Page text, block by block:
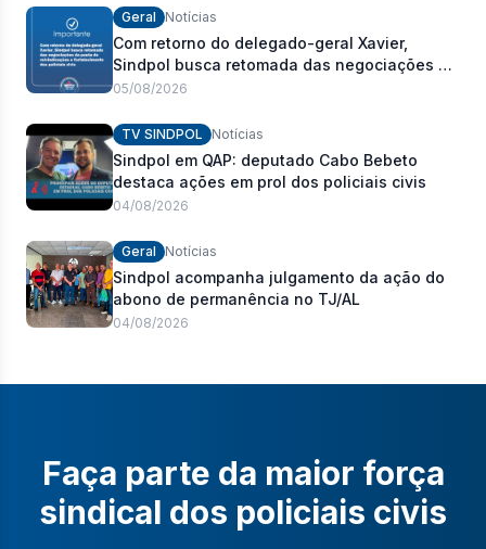
Geral Notícias
Com retorno do delegado-geral Xavier,
Sindpol busca retomada das negociações da
pauta de reivindicações e fortalecimento dos
05/08/2026
TV SINDPOL Notícias
Sindpol em QAP: deputado Cabo Bebeto
destaca ações em prol dos policiais civis
04/08/2026
Geral Notícias
Sindpol acompanha julgamento da ação do
abono de permanência no TJ/AL
04/08/2026
Faça parte da maior força
sindical dos policiais civis